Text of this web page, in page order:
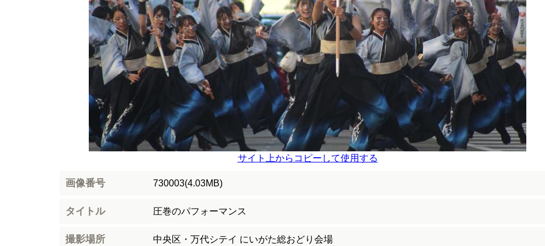
サイト上からコピーして使用する
画像番号 730003(4.03MB)
タイトル 圧巻のパフォーマンス
撮影場所 中央区・万代シテイ にいがた総おどり会場